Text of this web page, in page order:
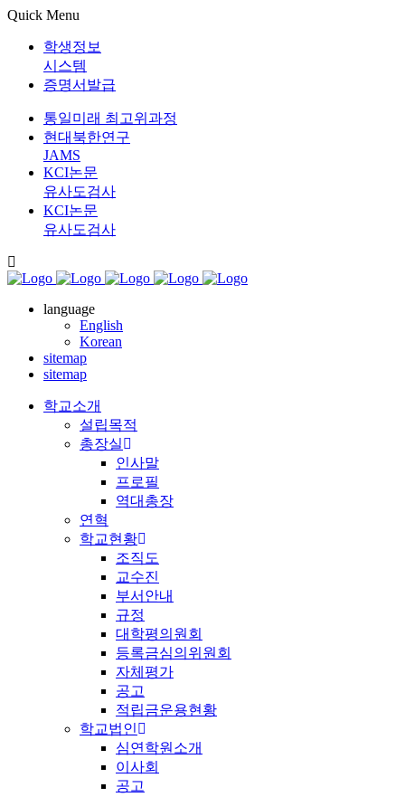
Quick Menu
학생정보
시스템
증명서발급
통일미래 최고위과정
현대북한연구
JAMS
KCI논문
유사도검사
KCI논문
유사도검사
language
English
Korean
sitemap
sitemap
학교소개
설립목적
총장실
인사말
프로필
역대총장
연혁
학교현황
조직도
교수진
부서안내
규정
대학평의원회
등록금심의위원회
자체평가
공고
적립금운용현황
학교법인
심연학원소개
이사회
공고